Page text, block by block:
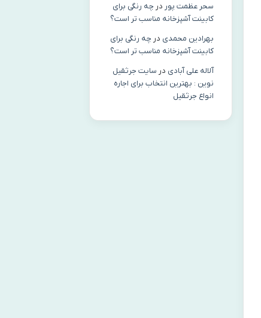
سحر عظمت پور در چه رنگی برای
کابینت آشپزخانه مناسب‌ تر است؟
بهرادین محمدی در چه رنگی برای
کابینت آشپزخانه مناسب‌ تر است؟
آلاله علی آبادی در سایت جرثقیل
نوین : بهترین انتخاب برای اجاره
انواع جرثقیل